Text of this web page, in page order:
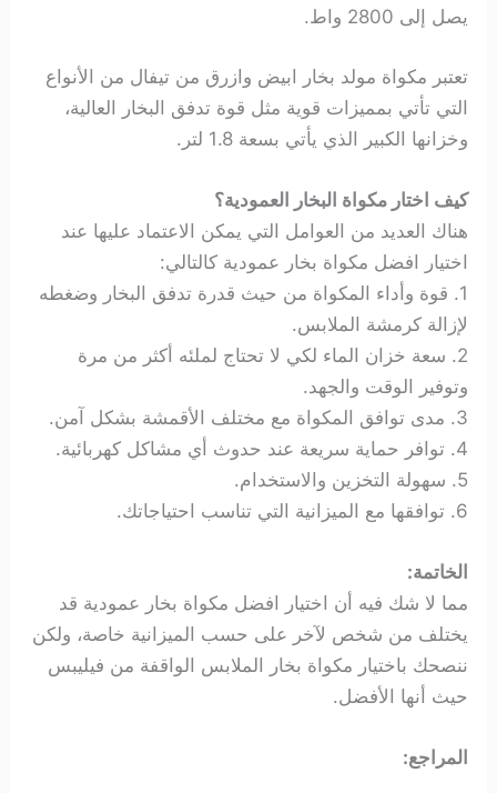
يصل إلى 2800 واط.
تعتبر مكواة مولد بخار ابيض وازرق من تيفال من الأنواع
التي تأتي بمميزات قوية مثل قوة تدفق البخار العالية،
وخزانها الكبير الذي يأتي بسعة 1.8 لتر.
كيف اختار مكواة البخار العمودية؟
هناك العديد من العوامل التي يمكن الاعتماد عليها عند
اختيار افضل مكواة بخار عمودية كالتالي:
1. قوة وأداء المكواة من حيث قدرة تدفق البخار وضغطه
لإزالة كرمشة الملابس.
2. سعة خزان الماء لكي لا تحتاج لملئه أكثر من مرة
وتوفير الوقت والجهد.
3. مدى توافق المكواة مع مختلف الأقمشة بشكل آمن.
4. توافر حماية سريعة عند حدوث أي مشاكل كهربائية.
5. سهولة التخزين والاستخدام.
6. توافقها مع الميزانية التي تناسب احتياجاتك.
الخاتمة:
مما لا شك فيه أن اختيار افضل مكواة بخار عمودية قد
يختلف من شخص لآخر على حسب الميزانية خاصة، ولكن
ننصحك باختيار مكواة بخار الملابس الواقفة من فيليبس
حيث أنها الأفضل.
المراجع: